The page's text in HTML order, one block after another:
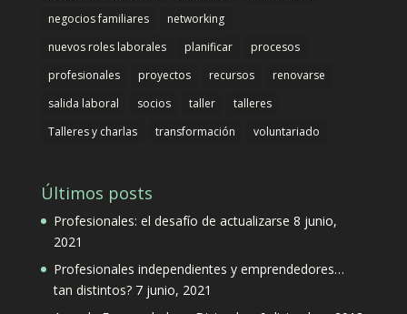
negocios familiares
networking
nuevos roles laborales
planificar
procesos
profesionales
proyectos recursos
renovarse
salida laboral
socios taller
talleres
Talleres y charlas
transformación voluntariado
Últimos posts
Profesionales: el desafío de actualizarse 8 junio,
2021
Profesionales independientes y emprendedores…
tan distintos? 7 junio, 2021